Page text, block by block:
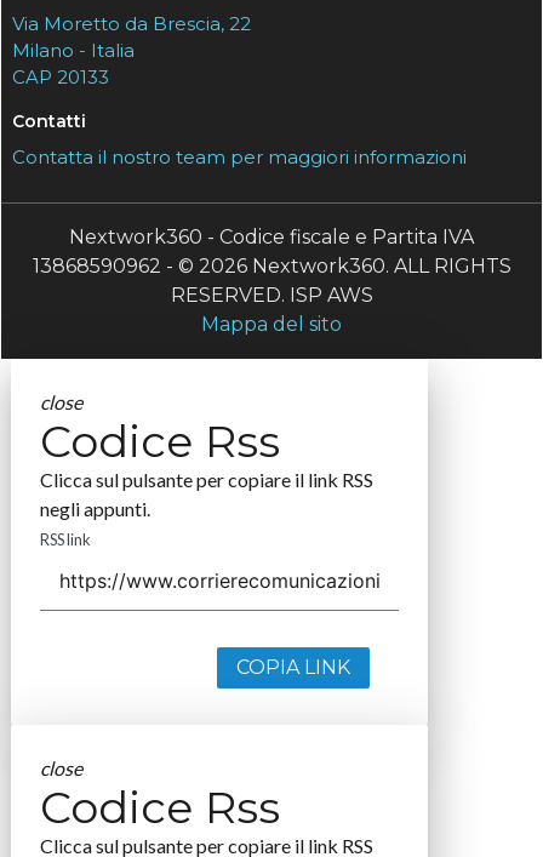
Via Moretto da Brescia, 22
Milano - Italia
CAP 20133
Contatti
Contatta il nostro team per maggiori informazioni
Nextwork360 - Codice fiscale e Partita IVA
13868590962 - © 2026 Nextwork360. ALL RIGHTS
RESERVED. ISP AWS
Mappa del sito
close
Codice Rss
Clicca sul pulsante per copiare il link RSS
negli appunti.
RSS link
COPIA LINK
close
Codice Rss
Clicca sul pulsante per copiare il link RSS